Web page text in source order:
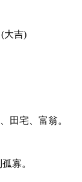
大吉)
宅、富翁。
寡。